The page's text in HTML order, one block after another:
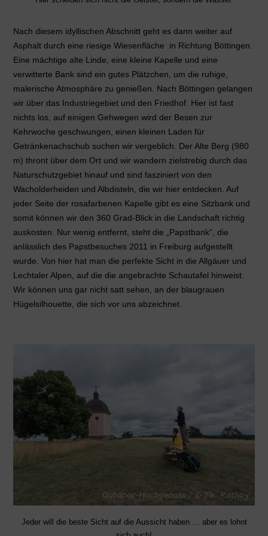
Nach diesem idyllischen Abschnitt geht es dann weiter auf
Asphalt durch eine riesige Wiesenfläche in Richtung Böttingen.
Eine mächtige alte Linde, eine kleine Kapelle und eine
verwitterte Bank sind ein gutes Plätzchen, um die ruhige,
malerische Atmosphäre zu genießen. Nach Böttingen gelangen
wir über das Industriegebiet und den Friedhof. Hier ist fast
nichts los, auf einigen Gehwegen wird der Besen zur
Kehrwoche geschwungen, einen kleinen Laden für
Getränkenachschub suchen wir vergeblich. Der Alte Berg (980
m) thront über dem Ort und wir wandern zielstrebig durch das
Naturschutzgebiet hinauf und sind fasziniert von den
Wacholderheiden und Albdisteln, die wir hier entdecken. Auf
jeder Seite der rosafarbenen Kapelle gibt es eine Sitzbank und
somit können wir den 360 Grad-Blick in die Landschaft richtig
auskosten. Nur wenig entfernt, steht die „Papstbank“, die
anlässlich des Papstbesuches 2011 in Freiburg aufgestellt
wurde. Von hier hat man die perfekte Sicht in die Allgäuer und
Lechtaler Alpen, auf die die angebrachte Schautafel hinweist.
Wir können uns gar nicht satt sehen, an der blaugrauen
Hügelsilhouette, die sich vor uns abzeichnet.
Jeder will die beste Sicht auf die Aussicht haben … aber es lohnt